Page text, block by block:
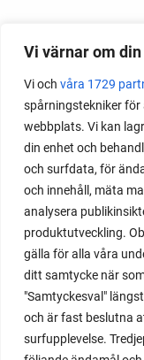
Vi värnar om
Vi och våra 1729
spårningstekniker
webbplats. Vi kan
din enhet och
och surfdata, för
och innehåll, mäta
analysera
produktutveckling.
gälla för alla våra
ditt samtycke när
"Samtyckesval"
och är fast beslutna
surfupplevelse.